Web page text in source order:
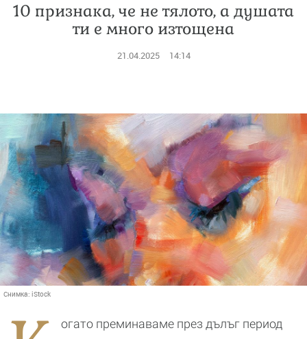
10 признака, че не тялото, а душата
ти е много изтощена
21.04.2025 14:14
Снимка: iStock
огато преминаваме през дълъг период